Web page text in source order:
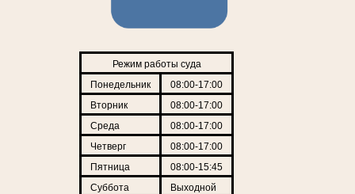
Режим работы суда
Понедельник
08:00-17:00
Вторник
08:00-17:00
Среда
08:00-17:00
Четверг
08:00-17:00
Пятница
08:00-15:45
Суббота
Выходной